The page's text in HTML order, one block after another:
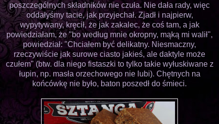
poszczególnych składników nie czuła. Nie dała rady, więc
oddałyśmy tacie, jak przyjechał. Zjadł i najpierw,
wypytywany, kręcił, że jak zakalec, że coś tam, a jak
powiedziałam, że "bo według mnie okropny, mąką mi walił",
powiedział: "Chciałem być delikatny. Niesmaczny,
rzeczywiście jak surowe ciasto jakieś, ale daktyle może
czułem" (btw. dla niego fistaszki to tylko takie wyłuskiwane z
łupin, np. masła orzechowego nie lubi). Chętnych na
końcówkę nie było, baton poszedł do śmieci.